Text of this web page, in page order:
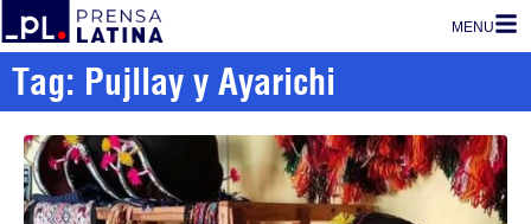
MENU
Tag: Pujllay y Ayarichi